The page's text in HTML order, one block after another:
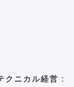
クニカル経営 :